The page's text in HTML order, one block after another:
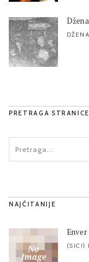
PRETRAGA STRANICE
NAJČITANIJE
(SIC!)